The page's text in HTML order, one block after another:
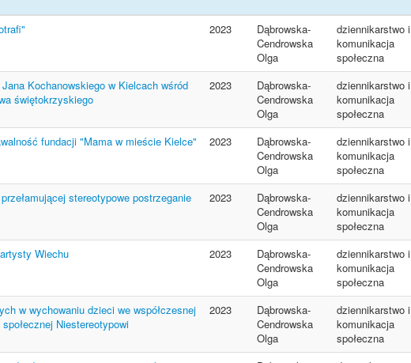
2023
Dąbrowska-
Cendrowska
Olga
dziennikarstwo i
komunikacja
społeczna
Kochanowskiego w Kielcach wśród
świętokrzyskiego
2023
Dąbrowska-
Cendrowska
Olga
dziennikarstwo i
komunikacja
społeczna
fundacji "Mama w mieście Kielce"
2023
Dąbrowska-
Cendrowska
Olga
dziennikarstwo i
komunikacja
społeczna
stereotypowe postrzeganie
2023
Dąbrowska-
Cendrowska
Olga
dziennikarstwo i
komunikacja
społeczna
Wiechu
2023
Dąbrowska-
Cendrowska
Olga
dziennikarstwo i
komunikacja
społeczna
w wychowaniu dzieci we współczesnej
Niestereotypowi
2023
Dąbrowska-
Cendrowska
Olga
dziennikarstwo i
komunikacja
społeczna